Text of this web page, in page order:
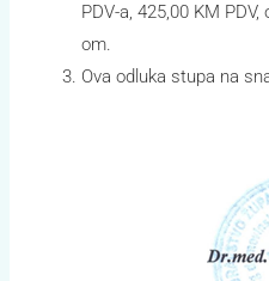
PDV-a, 425,00 KM
om.
Ova odluka stupa na